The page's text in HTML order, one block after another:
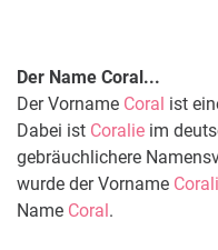
Der Name Coral...
Der Vorname Coral ist
Dabei ist Coralie im
gebräuchlichere
wurde der Vorname
Name Coral .